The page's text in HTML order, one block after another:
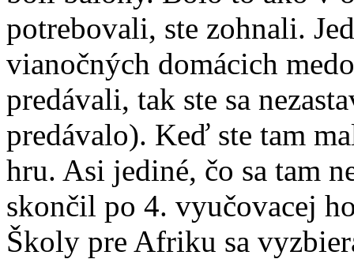
potrebovali, ste zohnali.
vianočných domácich
predávali, tak ste sa
predávalo). Keď ste tam
hru. Asi jediné, čo sa tam
skončil po 4. vyučovacej
Školy pre Afriku sa